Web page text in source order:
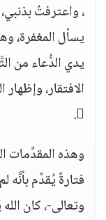
، واعترفتُ
يسأل المغفرة،
يدي الدُّعاء من
الافتقار،
.
وهذه المقدِّمات
فتارةً يُقدِّم
وتعالى-، كان